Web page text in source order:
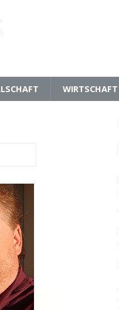
WIRTSCHAFT